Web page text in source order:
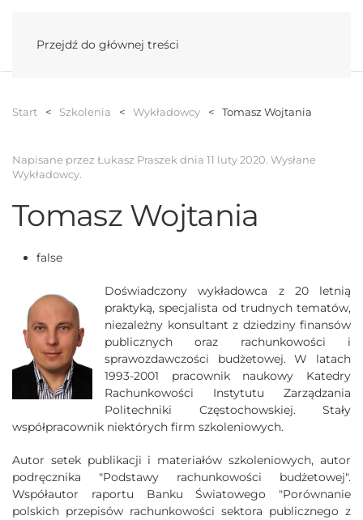
Przejdź do głównej treści
Start Szkolenia Wykładowcy Tomasz Wojtania
Napisane przez Łukasz Praszek dnia 11 luty 2020. Wysłane
Wykładowcy.
Tomasz Wojtania
false
Doświadczony wykładowca z 20 letnią
praktyką, specjalista od trudnych tematów,
niezależny konsultant z dziedziny finansów
publicznych oraz rachunkowości i
sprawozdawczości budżetowej. W latach
1993-2001 pracownik naukowy Katedry
Rachunkowości Instytutu Zarządzania
Politechniki Częstochowskiej. Stały
współpracownik niektórych firm szkoleniowych.
Autor setek publikacji i materiałów szkoleniowych, autor
podręcznika "Podstawy rachunkowości budżetowej".
Współautor raportu Banku Światowego "Porównanie
polskich przepisów rachunkowości sektora publicznego z